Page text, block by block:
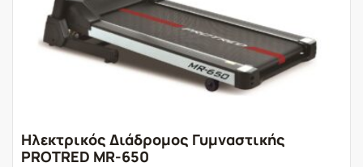
Ηλεκτρικός Διάδρομος Γυμναστικής
PROTRED MR-650